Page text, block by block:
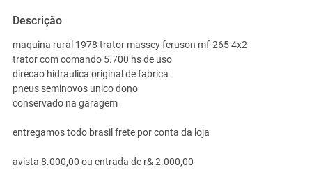
Descrição
maquina rural 1978 trator massey feruson mf-265 4x2
trator com comando 5.700 hs de uso
direcao hidraulica original de fabrica
pneus seminovos unico dono
conservado na garagem
entregamos todo brasil frete por conta da loja
avista 8.000,00 ou entrada de r& 2.000,00